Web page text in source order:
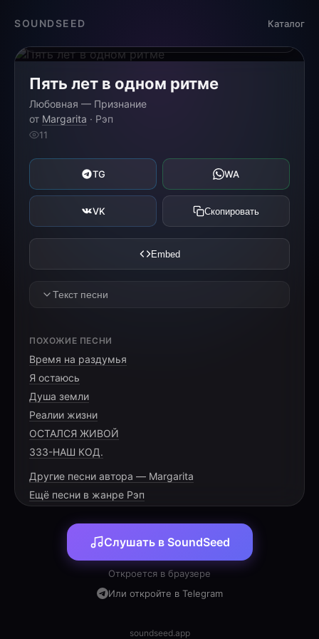
SOUNDSEED Каталог
Пять лет в одном ритме
Любовная — Признание
от Margarita · Рэп
11
TG WA
VK Скопировать
Embed
Текст песни
Пять лет в одном ритме, дыхание в такт.
Наш крепкий союз — это признанный факт.
Четверо детей — наше общее «мы»,
[VERSE 1]
Пять лет пролетели, как быстрый фристайл,
С тобой удалось мне найти свой причал.
Бывало несладко, бывало на дне,
Но ты — как опора в любой глубине.
ПОХОЖИЕ ПЕСНИ
Время на раздумья
Я остаюсь
Душа земли
Реалии жизни
ОСТАЛСЯ ЖИВОЙ
333-НАШ КОД.
Другие песни автора — Margarita
Ещё песни в жанре Рэп
Слушать в SoundSeed
Откроется в браузере
Или откройте в Telegram
soundseed.app